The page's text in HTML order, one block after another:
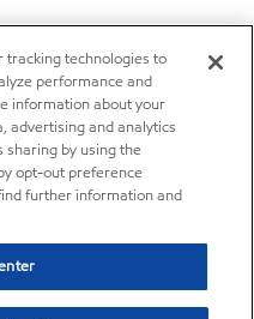
tracking technologies to
performance and
information about your
advertising and analytics
sharing by using the
opt-out preference
further information and